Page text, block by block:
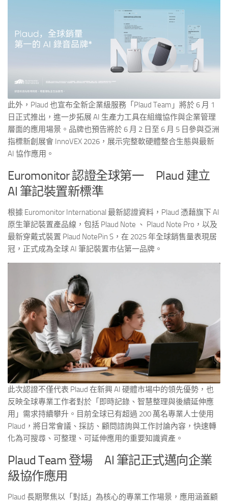
此外，Plaud 也宣布全新企業級服務「Plaud Team」將於 6 月 1
日正式推出，進一步拓展 AI 生產力工具在組織協作與企業管理
層面的應用場景。品牌也預告將於 6 月 2 日至 6 月 5 日參與亞洲
指標新創展會 InnoVEX 2026，展示完整軟硬體整合生態與最新
AI 協作應用。
Euromonitor 認證全球第一 Plaud 建立
AI 筆記裝置新標準
根據 Euromonitor International 最新認證資料，Plaud 憑藉旗下 AI
原生筆記裝置產品線，包括 Plaud Note 、 Plaud Note Pro，以及
最新穿戴式裝置 Plaud NotePin S，在 2025 年全球銷售量表現居
冠，正式成為全球 AI 筆記裝置市佔第一品牌。
此次認證不僅代表 Plaud 在新興 AI 硬體市場中的領先優勢，也
反映全球專業工作者對於「即時記錄、智慧整理與後續延伸應
用」需求持續攀升。目前全球已有超過 200 萬名專業人士使用
Plaud，將日常會議、採訪、顧問諮詢與工作討論內容，快速轉
化為可搜尋、可整理、可延伸應用的重要知識資產。
Plaud Team 登場 AI 筆記正式邁向企業
級協作應用
Plaud 長期聚焦以「對話」為核心的專業工作場景，應用涵蓋顧